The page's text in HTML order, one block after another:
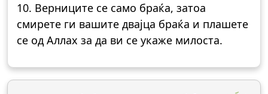
10. Верниците се само браќа, затоа
смирете ги вашите двајца браќа и плашете
се од Аллах за да ви се укаже милоста.